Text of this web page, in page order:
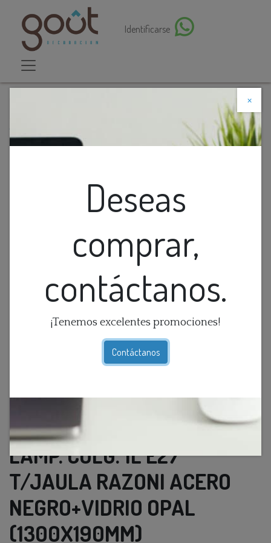
Identificarse
×
Deseas
comprar,
contáctanos.
¡Tenemos excelentes promociones!
Contáctanos
Descuento web
LAMP. COLG. 1L E27 T/JAULA RAZONI ACERO
LAMP. COLG. 1L E27
T/JAULA RAZONI ACERO
NEGRO+VIDRIO OPAL
(1300X190MM)